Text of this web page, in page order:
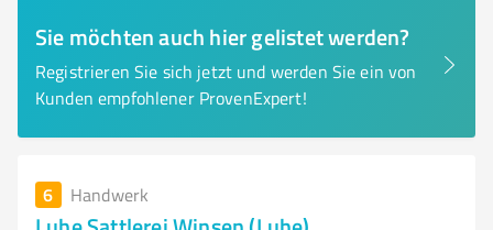
Sie möchten auch hier gelistet werden?
Registrieren Sie sich jetzt und werden Sie ein von
Kunden empfohlener ProvenExpert!
6 Handwerk